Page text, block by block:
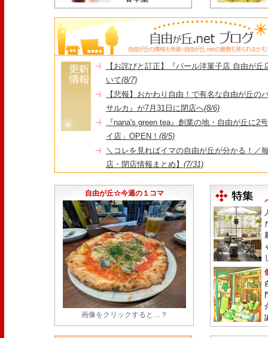
【お詫びと訂正】『パール洋菓子店 自由が
いて(8/7)
【悲報】おかわり自由！で有名な自由が丘の
サルカ』が7月31日に閉店へ(8/6)
『nana's green tea』創業の地・自由が丘に2
イ店」OPEN！ (8/5)
＼コレを見ればイマの自由が丘が分かる！／
店・閉店情報まとめ】 (7/31)
永久パス配布も！
自由が丘☆今週の１コマ
画像をクリックすると…？